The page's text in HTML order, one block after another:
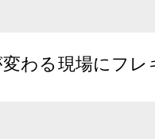
わる現場にフ